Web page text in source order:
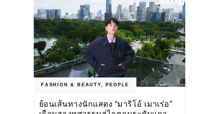
FASHION & BEAUTY, PEOPLE
ย้อนเส้นทางนักแสดง “มาริโอ้ เมาเร่อ”